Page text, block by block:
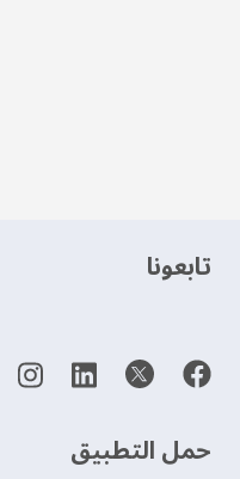
‫تابعونا‬
حمل التطبيق